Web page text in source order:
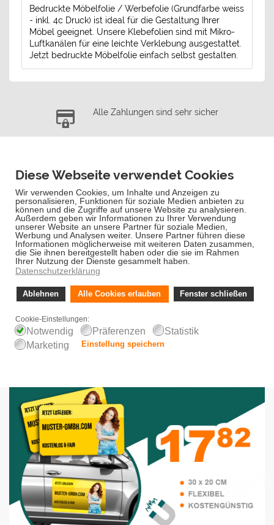
Bedruckte Möbelfolie / Werbefolie (Grundfarbe weiss
- inkl. 4c Druck) ist ideal für die Gestaltung Ihrer
Möbel geeignet. Unsere Klebefolien sind mit Mikro-
Luftkanälen für eine leichte Verklebung ausgestattet.
Jetzt bedruckte Möbelfolie einfach selbst gestalten.
Alle Zahlungen sind sehr sicher
90,- €
Schnelle Lieferung